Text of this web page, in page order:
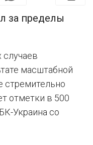
за пределы
масштабной
стремительно
отметки в 500
Украина со